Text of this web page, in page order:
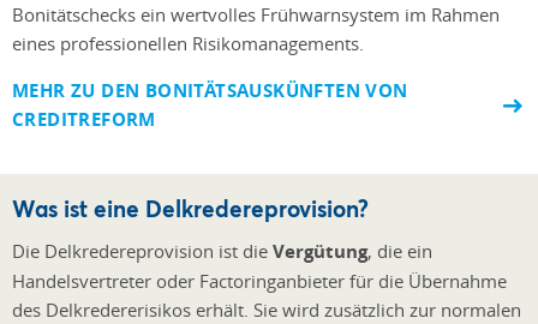
Bonitätschecks ein wertvolles Frühwarnsystem im Rahmen
eines professionellen Risikomanagements.
MEHR ZU DEN BONITÄTSAUSKÜNFTEN VON
CREDITREFORM
Was ist eine Delkredereprovision?
Die Delkredereprovision ist die Vergütung, die ein
Handelsvertreter oder Factoringanbieter für die Übernahme
des Delkredererisikos erhält. Sie wird zusätzlich zur normalen